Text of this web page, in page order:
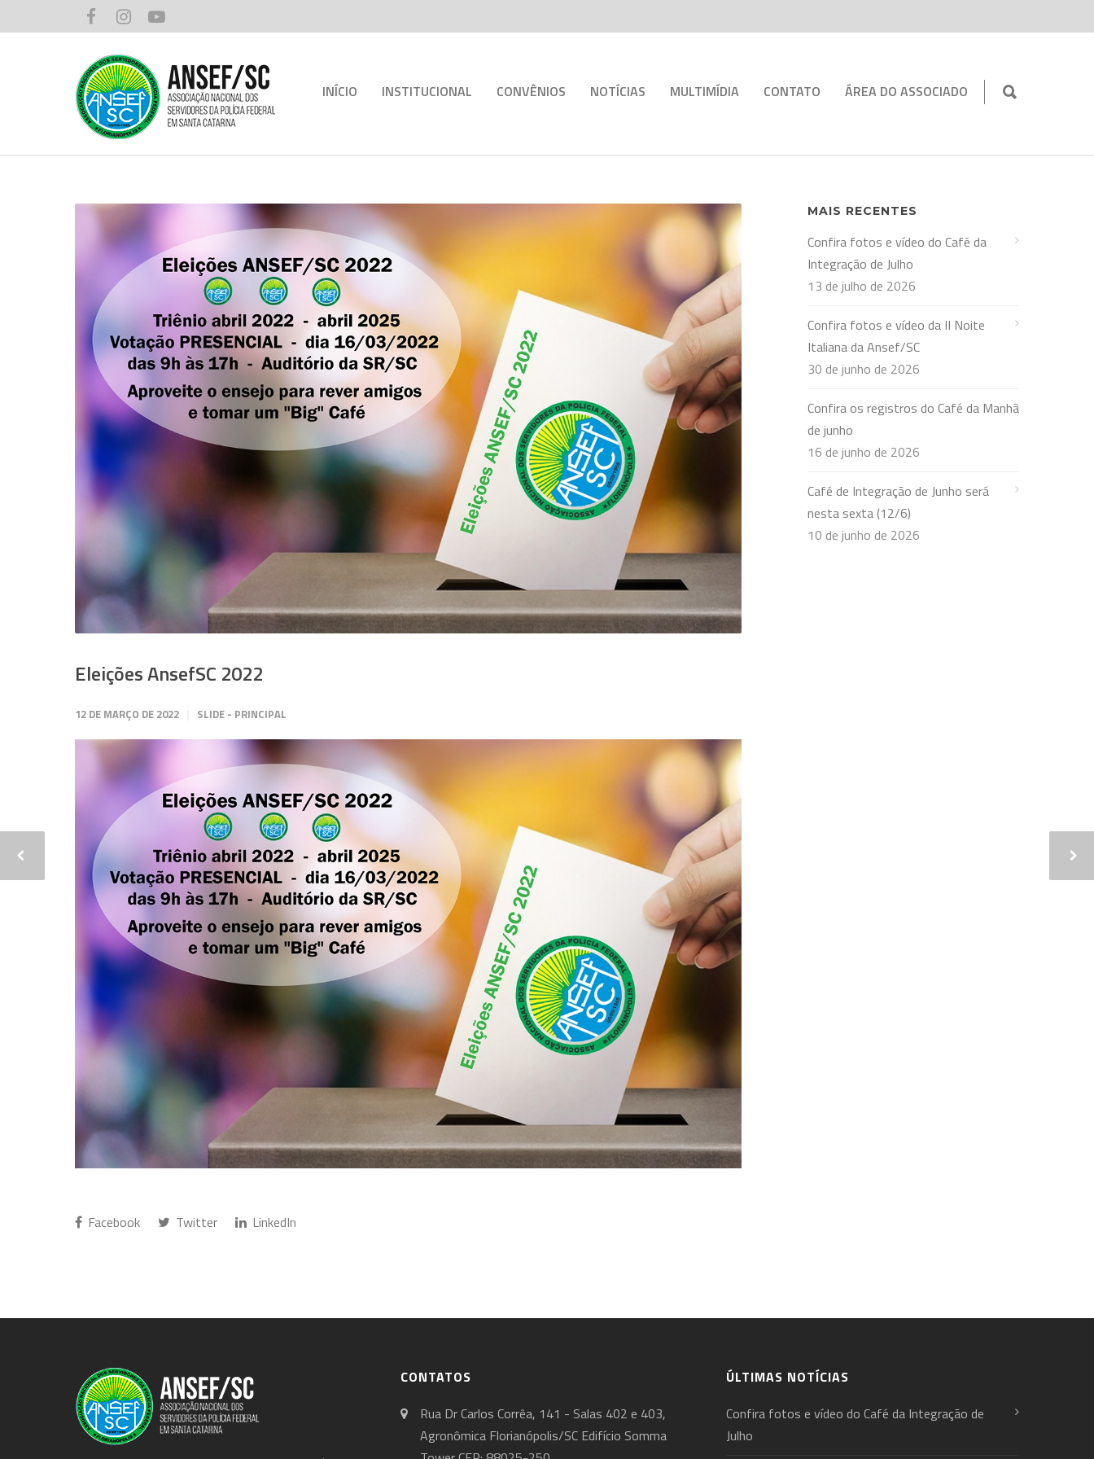
INÍCIO INSTITUCIONAL CONVÊNIOS NOTÍCIAS MULTIMÍDIA CONTATO ÁREA DO ASSOCIADO
Eleições AnsefSC 2022
12 DE MARÇO DE 2022 SLIDE - PRINCIPAL
Facebook Twitter LinkedIn
MAIS RECENTES
Confira fotos e vídeo do Café da
Integração de Julho
13 de julho de 2026
Confira fotos e vídeo da II Noite
Italiana da Ansef/SC
30 de junho de 2026
Confira os registros do Café da Manhã
de junho
16 de junho de 2026
Café de Integração de Junho será
nesta sexta (12/6)
10 de junho de 2026
CONTATOS
Rua Dr Carlos Corrêa, 141 - Salas 402 e 403,
Agronômica Florianópolis/SC Edifício Somma
ÚLTIMAS NOTÍCIAS
Confira fotos e vídeo do Café da Integração de
Julho